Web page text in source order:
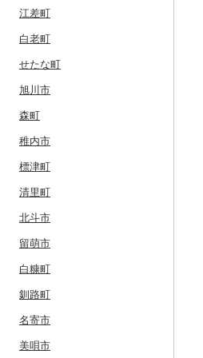
江差町
白老町
せたな町
旭川市
森町
稚内市
標津町
清里町
北斗市
留萌市
白糠町
釧路町
名寄市
美唄市